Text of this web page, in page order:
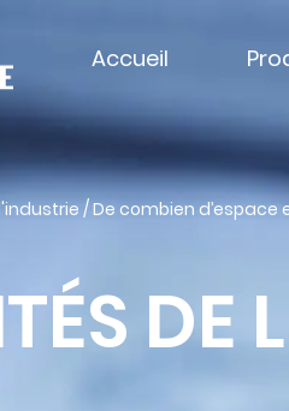
Accueil
/De combien
DE